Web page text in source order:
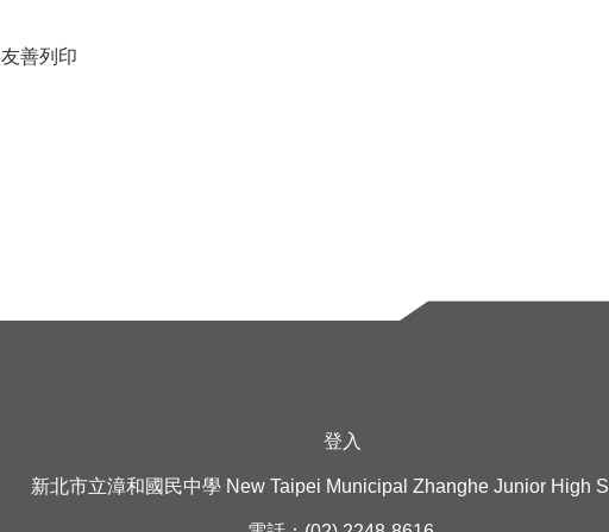
友善列印
登入
新北市立漳和國民中學 New Taipei Municipal Zhanghe Junior High